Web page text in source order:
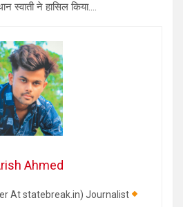
स्वाती ने हासिल किया….
Ahmed
At statebreak.in) Journalist